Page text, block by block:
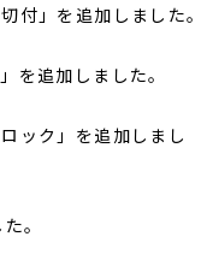
」を追加しました。
を追加しました。
ック」を追加しまし
。